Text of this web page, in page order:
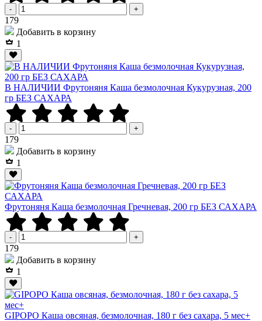
- +
179Р
Добавить в корзину
1
В НАЛИЧИИ Фрутоняня Каша безмолочная Кукурузная, 200
гр БЕЗ САХАРА
- +
179Р
Добавить в корзину
1
Фрутоняня Каша безмолочная Гречневая, 200 гр БЕЗ САХАРА
- +
179Р
Добавить в корзину
1
GIPOPO Каша овсяная, безмолочная, 180 г без сахара, 5 мес+